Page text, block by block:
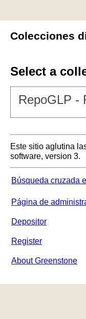
Colecciones
Select a
RepoGLP -
Este sitio aglutina
software, version 3.
Búsqueda cruzada
Página de
Depositor
Register
About Greenstone